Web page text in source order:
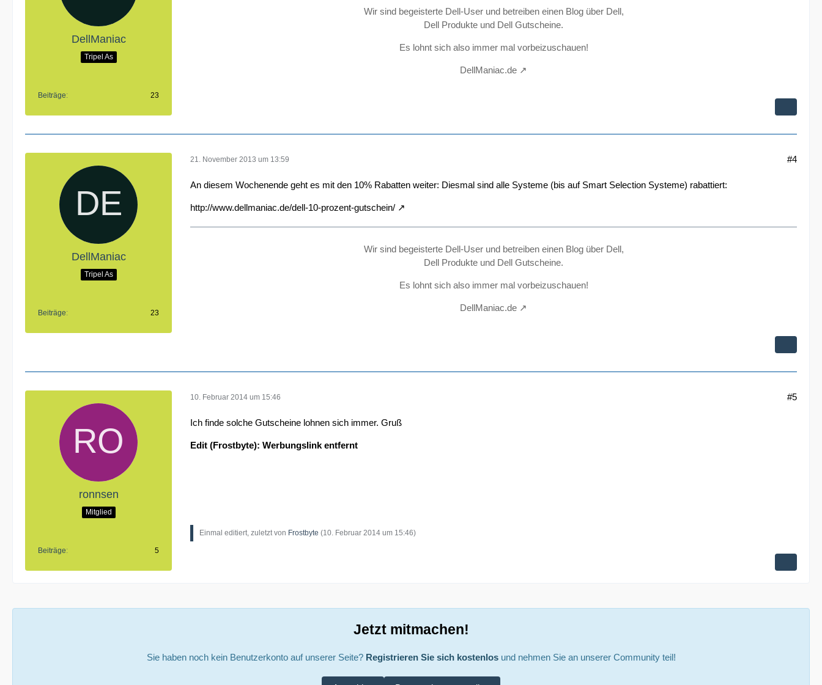
DellManiac
Tripel As
Beiträge 23
Wir sind begeisterte Dell-User und betreiben einen Blog über Dell,
Dell Produkte und Dell Gutscheine.
Es lohnt sich also immer mal vorbeizuschauen!
DellManiac.de
DellManiac
Tripel As
Beiträge 23
21. November 2013 um 13:59 #4
An diesem Wochenende geht es mit den 10% Rabatten weiter: Diesmal sind alle Systeme (bis auf Smart Selection Systeme) rabattiert:
http://www.dellmaniac.de/dell-10-prozent-gutschein/
Wir sind begeisterte Dell-User und betreiben einen Blog über Dell,
Dell Produkte und Dell Gutscheine.
Es lohnt sich also immer mal vorbeizuschauen!
DellManiac.de
ronnsen
Mitglied
Beiträge 5
10. Februar 2014 um 15:46 #5
Ich finde solche Gutscheine lohnen sich immer. Gruß
Edit (Frostbyte): Werbungslink entfernt
Einmal editiert, zuletzt von Frostbyte (10. Februar 2014 um 15:46)
Jetzt mitmachen!
Sie haben noch kein Benutzerkonto auf unserer Seite? Registrieren Sie sich kostenlosund nehmen Sie an unserer Community teil!